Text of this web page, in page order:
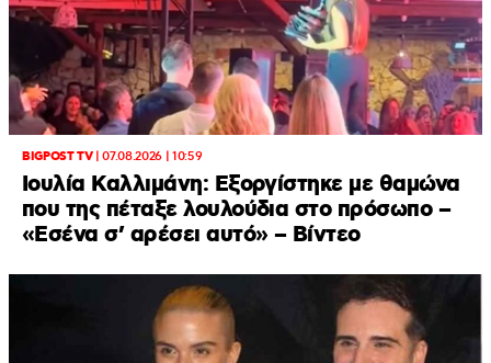
BIGPOST TV|07.08.2026 | 10:59
Ιουλία Καλλιμάνη: Εξοργίστηκε με θαμώνα
που της πέταξε λουλούδια στο πρόσωπο –
«Εσένα σ’ αρέσει αυτό» – Βίντεο